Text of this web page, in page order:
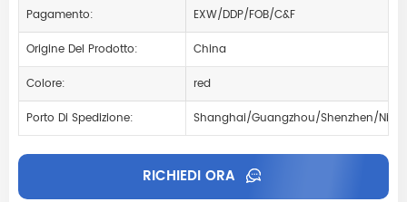
Pagamento:
EXW/DDP/FOB/C&F
Origine Del Prodotto:
China
Colore:
red
Porto Di Spedizione:
Shanghai/Guangzhou/Shenzhen/
RICHIEDI ORA